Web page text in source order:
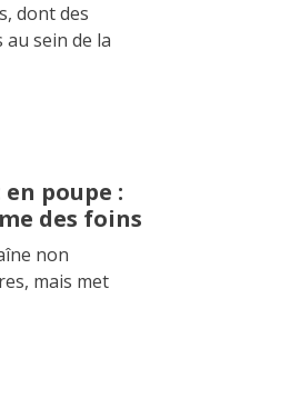
dont des
sein de la
poupe :
des foins
non
mais met